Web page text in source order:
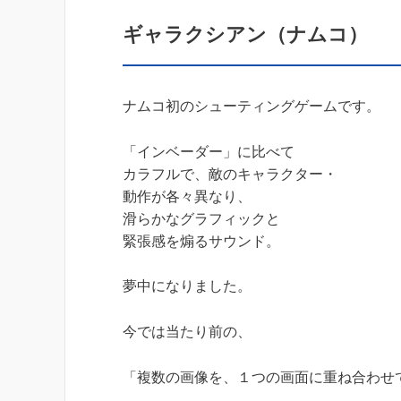
ギャラクシアン（ナムコ）
ナムコ初のシューティングゲームです。
「インベーダー」に比べて
カラフルで、敵のキャラクター・
動作が各々異なり、
滑らかなグラフィックと
緊張感を煽るサウンド。
夢中になりました。
今では当たり前の、
「複数の画像を、１つの画面に重ね合わせ